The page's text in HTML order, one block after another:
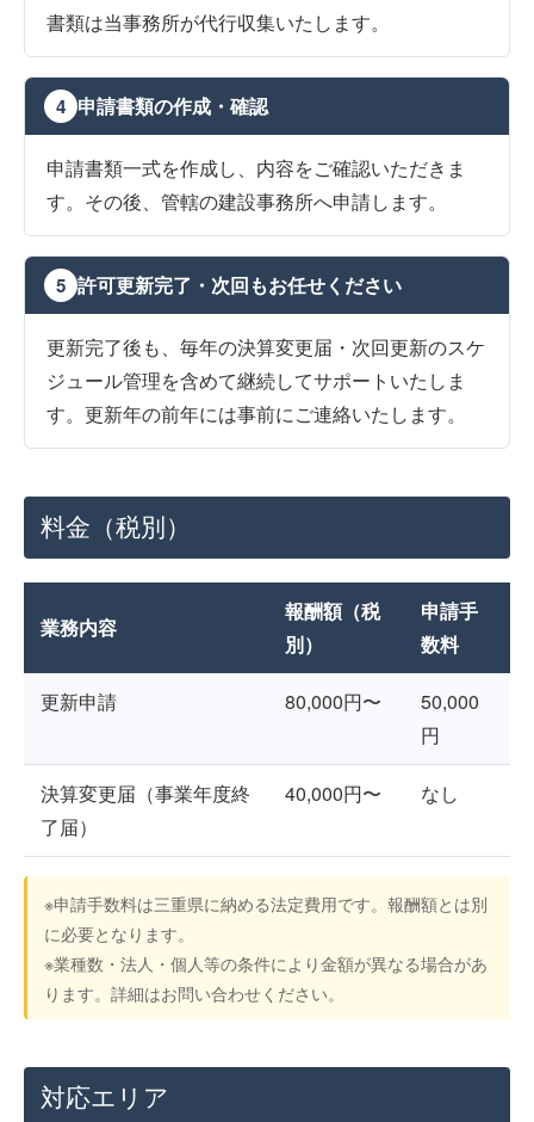
書類は当事務所が代行収集いたします。
4 申請書類の作成・確認
申請書類一式を作成し、内容をご確認いただきま
す。その後、管轄の建設事務所へ申請します。
5 許可更新完了・次回もお任せください
更新完了後も、毎年の決算変更届・次回更新のスケ
ジュール管理を含めて継続してサポートいたしま
す。更新年の前年には事前にご連絡いたします。
料金（税別）
業務内容
報酬額（税
別）
申請手
数料
更新申請 80,000円〜
50,000
円
決算変更届（事業年度終
了届）
40,000円〜 なし
※申請手数料は三重県に納める法定費用です。報酬額とは別
に必要となります。
※業種数・法人・個人等の条件により金額が異なる場合があ
ります。詳細はお問い合わせください。
対応エリア